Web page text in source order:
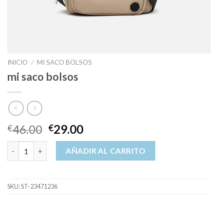
INICIO / MI SACO BOLSOS
mi saco bolsos
€46.00 €29.00
mi saco bolsos cantidadAÑADIR AL CARRITO
SKU:ST-23471236